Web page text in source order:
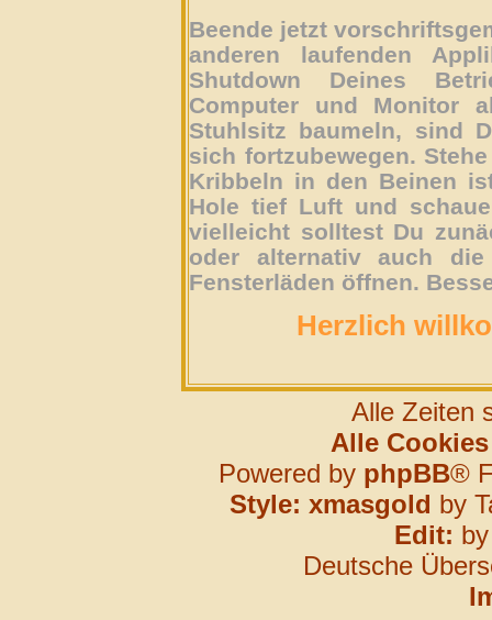
Beende jetzt
anderen laufenden
Shutdown Deines
Computer und Monitor
Stuhlsitz baumeln, sind
sich fortzubewegen.
Kribbeln in den Beinen
Hole tief Luft und
vielleicht solltest Du
oder alternativ auch
Fensterläden öffnen.
Herzlich
Alle Zeiten
Alle
Powered by phpBB®
Style: xmasgold by
Edit:
Deutsche